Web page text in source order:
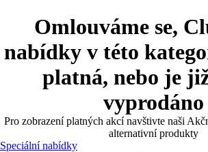
Omlouváme se,
nabídky v této
platná, nebo je
vyprodáno
Pro zobrazení platných akcí navštivte naši
alternativní produkty
Speciální nabídky